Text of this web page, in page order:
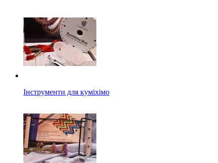
Інструменти для куміхімо